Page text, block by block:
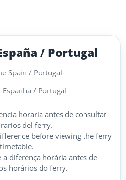
/ Portugal
Spain / Portugal
Espanha / Portugal
horaria antes de consultar
del ferry.
before viewing the ferry
timetable.
diferença horária antes de
horários do ferry.